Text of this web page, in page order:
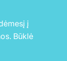
į
Būklė